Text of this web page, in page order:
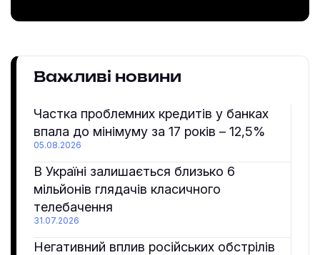
Важливі новини
Частка проблемних кредитів у банках
впала до мінімуму за 17 років – 12,5%
05.08.2026
В Україні залишається близько 6
мільйонів глядачів класичного
телебачення
31.07.2026
Негативний вплив російських обстрілів